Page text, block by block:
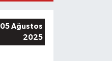
05 Ağustos
2025